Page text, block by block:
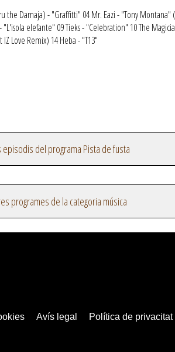
Damaja) - "Graffitti" 04 Mr. Eazi - "Tony Montana"
elefante" 09 Tieks - "Celebration" 10 The
Love Remix) 14 Heba - "T13"
episodis del programa Pista de fusta
programes de la categoria música
Avís legal Política de privacitat